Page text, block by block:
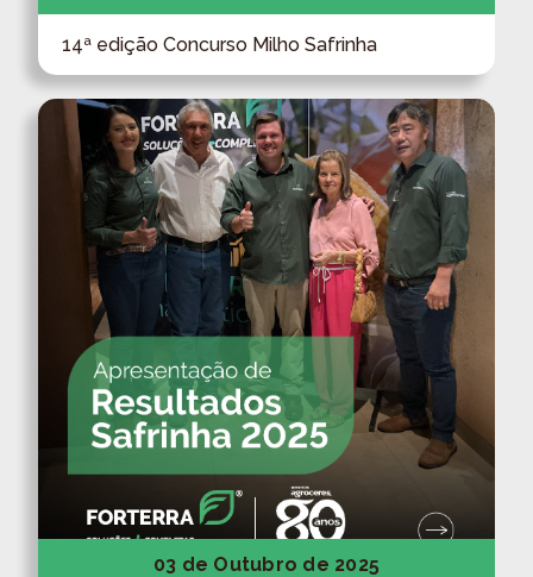
14ª edição Concurso Milho Safrinha
03 de Outubro de 2025